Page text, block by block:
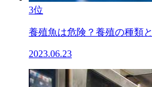
3位
養殖魚は危険？養殖の種類
2023.06.23